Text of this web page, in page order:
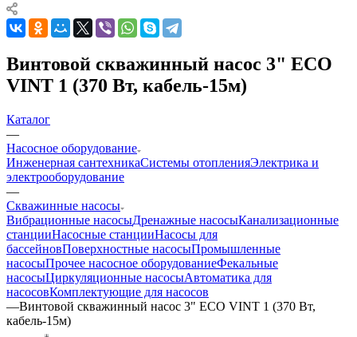
Винтовой скважинный насос 3" ECO
VINT 1 (370 Вт, кабель-15м)
Каталог
—
Насосное оборудование
Инженерная сантехникаСистемы отопленияЭлектрика и
электрооборудование
—
Скважинные насосы
Вибрационные насосыДренажные насосыКанализационные
станцииНасосные станцииНасосы для
бассейновПоверхностные насосыПромышленные
насосыПрочее насосное оборудованиеФекальные
насосыЦиркуляционные насосыАвтоматика для
насосовКомплектующие для насосов
—Винтовой скважинный насос 3" ECO VINT 1 (370 Вт,
кабель-15м)